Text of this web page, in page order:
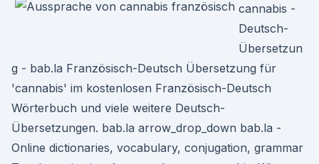
cannabis -
Deutsch-
Übersetzun
g - bab.la Französisch-Deutsch Übersetzung für
'cannabis' im kostenlosen Französisch-Deutsch
Wörterbuch und viele weitere Deutsch-
Übersetzungen. bab.la arrow_drop_down bab.la -
Online dictionaries, vocabulary, conjugation, grammar